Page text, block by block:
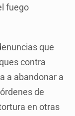
fuego
que
contra
a abandonar a
de
en otras